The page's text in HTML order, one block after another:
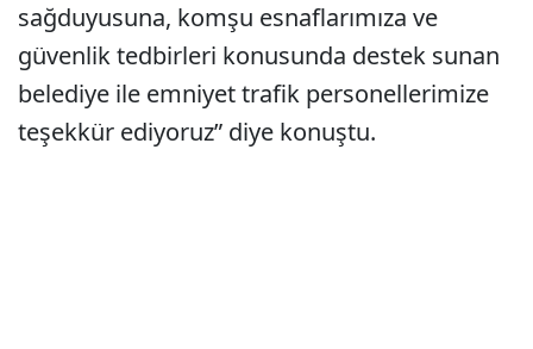
sağduyusuna, komşu esnaflarımıza ve
güvenlik tedbirleri konusunda destek sunan
belediye ile emniyet trafik personellerimize
teşekkür ediyoruz” diye konuştu.